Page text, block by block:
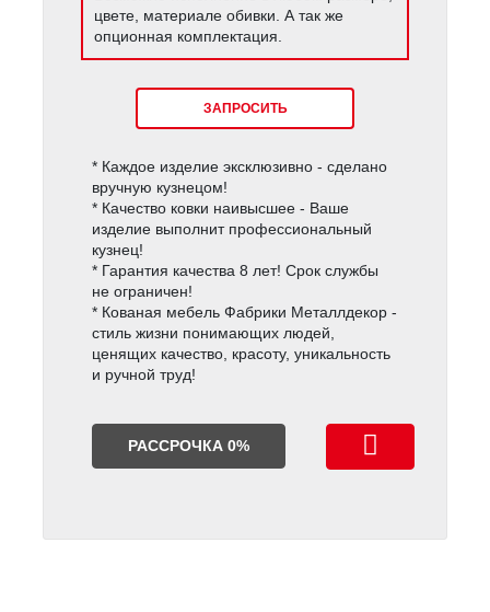
цвете, материале обивки. А так же
опционная комплектация.
ЗАПРОСИТЬ
* Каждое изделие эксклюзивно - сделано
вручную кузнецом!
* Качество ковки наивысшее - Ваше
изделие выполнит профессиональный
кузнец!
* Гарантия качества 8 лет! Срок службы
не ограничен!
* Кованая мебель Фабрики Металлдекор -
стиль жизни понимающих людей,
ценящих качество, красоту, уникальность
и ручной труд!
РАССРОЧКА 0%